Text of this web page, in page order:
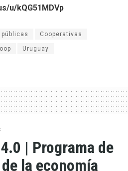
u/kQG51MDVp
públicas Cooperativas
Uruguay
| Programa de
la economía